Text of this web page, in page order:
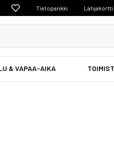
Tietopankki Lahjakortti
& VAPAA-AIKA